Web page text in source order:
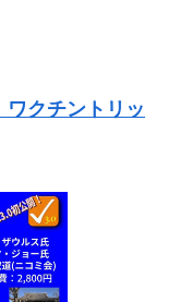
クチントリッ